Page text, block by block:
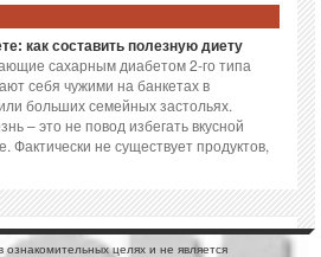
как составить полезную диету
сахарным диабетом 2-го типа
себя чужими на банкетах в
больших семейных застольях.
– это не повод избегать вкусной
Фактически не существует продуктов,
целях и не является